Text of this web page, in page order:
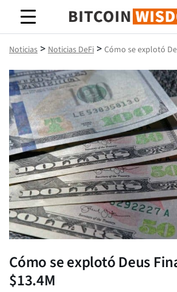
Sabiduría de
Noticias > Noticias DeFi > Cómo se explotó
Cómo se explotó Deus
$13.4M